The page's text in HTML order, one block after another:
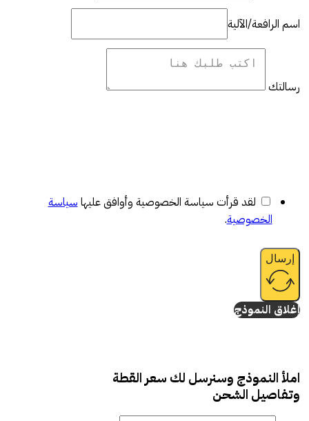
اسم الرافعة/الآلية
رسالتك
لقد قرأت سياسة الخصوصية وأوافق عليها سياسة
الخصوصية.
إرسال
إغلاق النموذج
املأ النموذج وسنرسل لك سعر القطة
وتفاصيل الشحن